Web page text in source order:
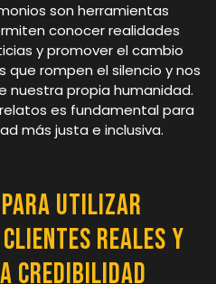
son herramientas
conocer realidades
y promover el cambio
que rompen el silencio y nos
nuestra propia humanidad.
es fundamental para
más justa e inclusiva.
para utilizar
reales y
credibilidad